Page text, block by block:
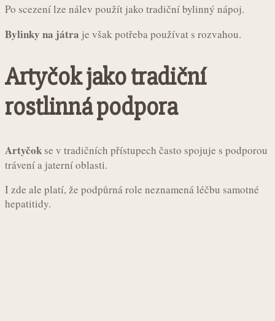
Po scezení lze nálev použít jako tradiční bylinný nápoj.
Bylinky na játra je však potřeba používat s rozvahou.
Artyčok jako tradiční
rostlinná podpora
Artyčok se v tradičních přístupech často spojuje s podporou
trávení a jaterní oblasti.
I zde ale platí, že podpůrná role neznamená léčbu samotné
hepatitidy.